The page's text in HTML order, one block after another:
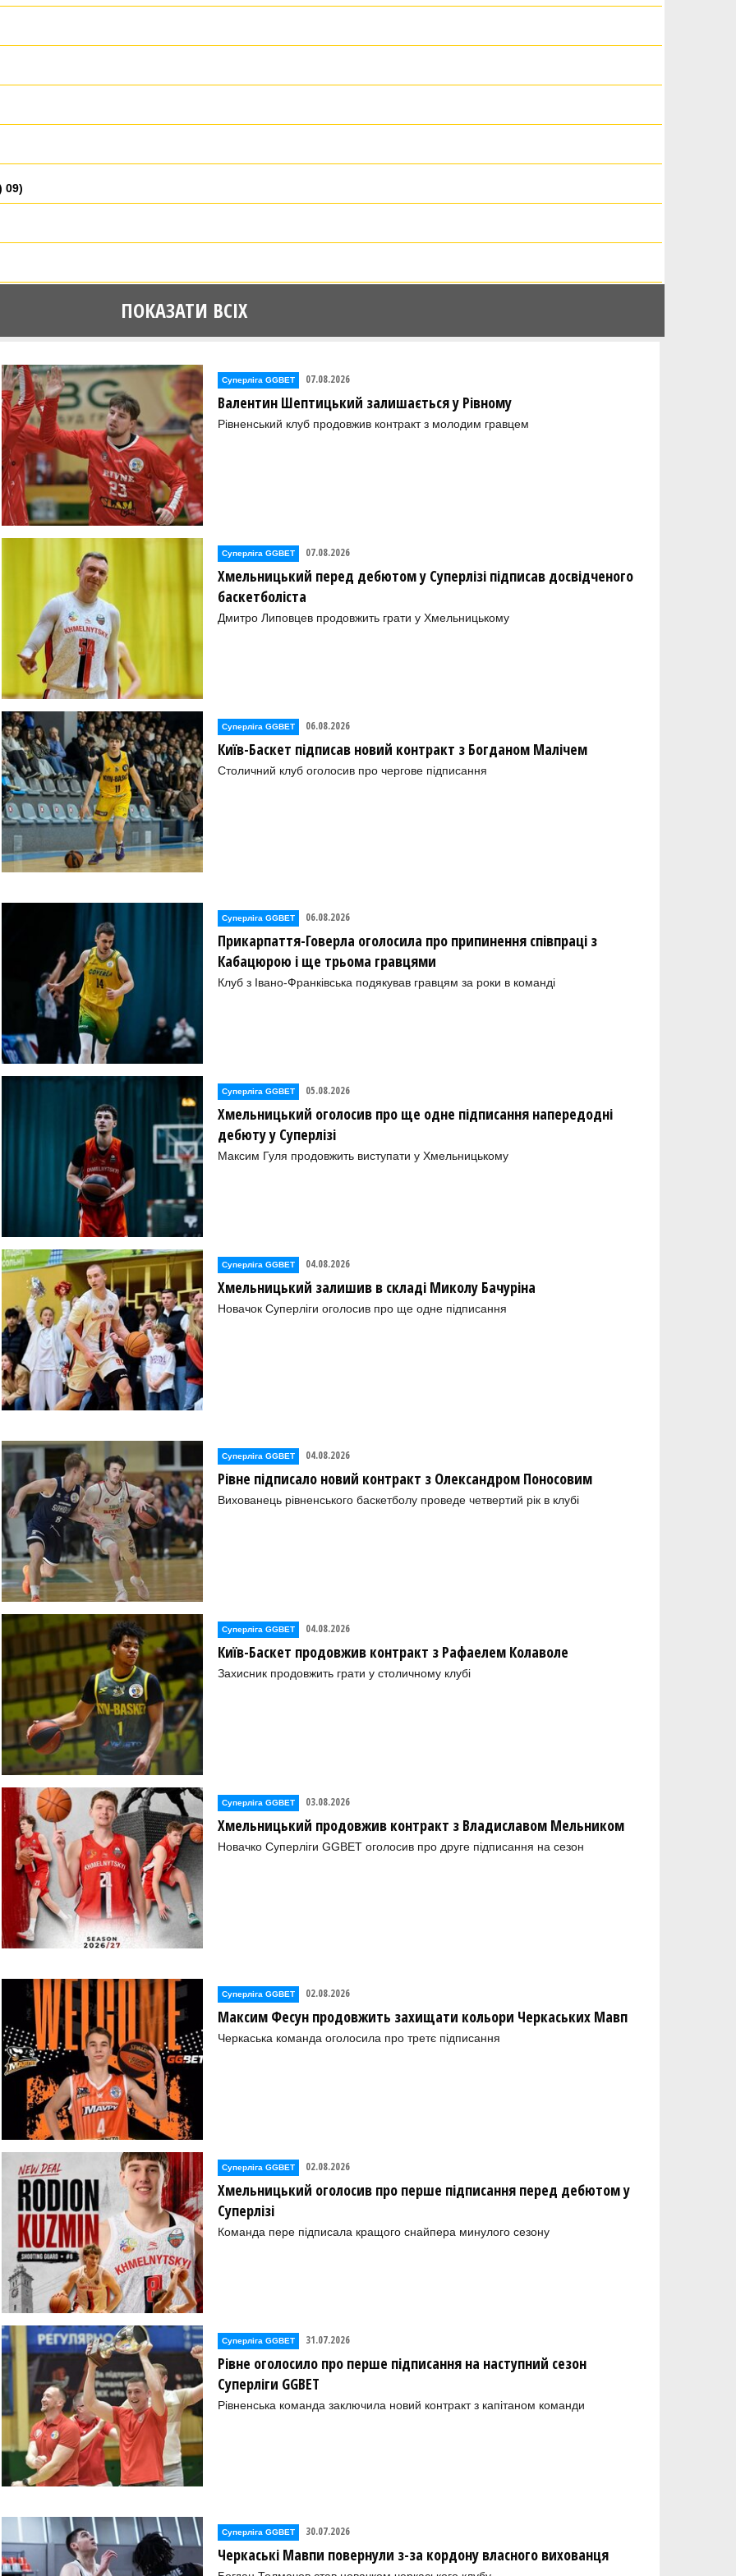
09)
09)
ПОКАЗАТИ ВСІХ
Суперліга GGBET 07.08.2026
Валентин Шептицький залишається у Рівному
Рівненський клуб продовжив контракт з молодим гравцем
Суперліга GGBET 07.08.2026
Хмельницький перед дебютом у Суперлізі підписав досвідченого
баскетболіста
Дмитро Липовцев продовжить грати у Хмельницькому
Суперліга GGBET 06.08.2026
Київ-Баскет підписав новий контракт з Богданом Малічем
Столичний клуб оголосив про чергове підписання
Суперліга GGBET 06.08.2026
Прикарпаття-Говерла оголосила про припинення співпраці з
Кабацюрою і ще трьома гравцями
Клуб з Івано-Франківська подякував гравцям за роки в команді
Суперліга GGBET 05.08.2026
Хмельницький оголосив про ще одне підписання напередодні
дебюту у Суперлізі
Максим Гуля продовжить виступати у Хмельницькому
Суперліга GGBET 04.08.2026
Хмельницький залишив в складі Миколу Бачуріна
Новачок Суперліги оголосив про ще одне підписання
Суперліга GGBET 04.08.2026
Рівне підписало новий контракт з Олександром Поносовим
Вихованець рівненського баскетболу проведе четвертий рік в клубі
Суперліга GGBET 04.08.2026
Київ-Баскет продовжив контракт з Рафаелем Колаволе
Захисник продовжить грати у столичному клубі
Суперліга GGBET 03.08.2026
Хмельницький продовжив контракт з Владиславом Мельником
Новачко Суперліги GGBET оголосив про друге підписання на сезон
Суперліга GGBET 02.08.2026
Максим Фесун продовжить захищати кольори Черкаських Мавп
Черкаська команда оголосила про третє підписання
Суперліга GGBET 02.08.2026
Хмельницький оголосив про перше підписання перед дебютом у
Суперлізі
Команда пере підписала кращого снайпера минулого сезону
Суперліга GGBET 31.07.2026
Рівне оголосило про перше підписання на наступний сезон
Суперліги GGBET
Рівненська команда заключила новий контракт з капітаном команди
Суперліга GGBET 30.07.2026
Черкаські Мавпи повернули з-за кордону власного вихованця